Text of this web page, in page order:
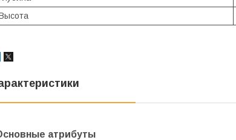
атрибуты